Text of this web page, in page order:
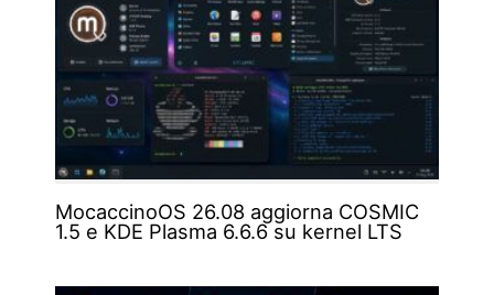
MocaccinoOS 26.08 aggiorna COSMIC
1.5 e KDE Plasma 6.6.6 su kernel LTS